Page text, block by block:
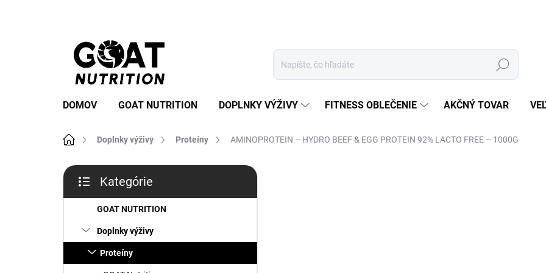
Hľadať
DOMOV GOAT NUTRITION DOPLNKY VÝŽIVY FITNESS OBLEČENIE AKČNÝ TOVAR
DomovDoplnky výživy Proteíny AMINOPROTEIN – HYDRO BEEF & EGG PROTEIN 92% LACTO FREE – 1000G
B
č
p
n
kategórie
Kategórie
GOAT NUTRITION
Doplnky výživy
Proteíny